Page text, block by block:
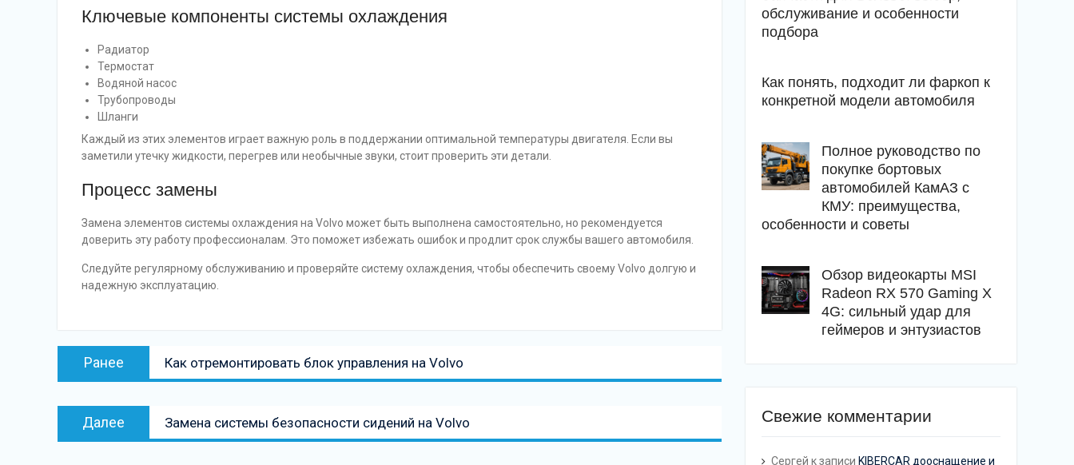
Ключевые компоненты системы охлаждения
Радиатор
Термостат
Водяной насос
Трубопроводы
Шланги
Каждый из этих элементов играет важную роль в поддержании оптимальной температуры двигателя. Если вы
заметили утечку жидкости, перегрев или необычные звуки, стоит проверить эти детали.
Процесс замены
Замена элементов системы охлаждения на Volvo может быть выполнена самостоятельно, но рекомендуется
доверить эту работу профессионалам. Это поможет избежать ошибок и продлит срок службы вашего автомобиля.
Следуйте регулярному обслуживанию и проверяйте систему охлаждения, чтобы обеспечить своему Volvo долгую и
надежную эксплуатацию.
Навигация
Ранее
Предыдущая
Как отремонтировать блок управления на Volvo
Далее
Следующая
Замена системы безопасности сидений на Volvo
обслуживание и особенности
подбора
Как понять, подходит ли фаркоп к
конкретной модели автомобиля
Полное руководство по
покупке бортовых
автомобилей КамАЗ с
КМУ: преимущества,
особенности и советы
Обзор видеокарты MSI
Radeon RX 570 Gaming X
4G: сильный удар для
геймеров и энтузиастов
Свежие комментарии
Сергей к записи KIBERCAR дооснащение и